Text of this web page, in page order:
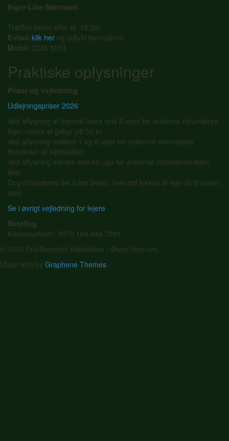
Inger-Lise Sørensen
Træffes bedst efter kl. 18.00!
E-mail:klik her og udfyld formularen
Mobil: 2345 5031
Praktiske oplysninger
Priser og vejledning
Udlejningspriser 2026
Ved aflysning af lejemål mere end 6 uger før ankomst refunderes
lejen minus et gebyr på 50 kr.
Ved aflysning mellem 1 og 6 uger før ankomst refunderes
halvdelen af lejebeløbet.
Ved aflysning mindre end en uge før ankomst refunderes lejen
ikke.
Dog refunderes det fulde beløb, hvis det lykkes at leje ud til anden
side.
Se i øvrigt vejledning for lejere
Betaling
Kontonummer: 9070 164 044 7091
© 2026 Friluftscenter Katbakken - Øster Hornum.
Made with by Graphene Themes.